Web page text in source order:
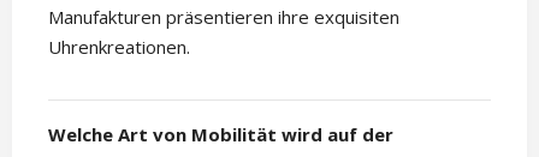
Manufakturen präsentieren ihre exquisiten
Uhrenkreationen.
Welche Art von Mobilität wird auf der